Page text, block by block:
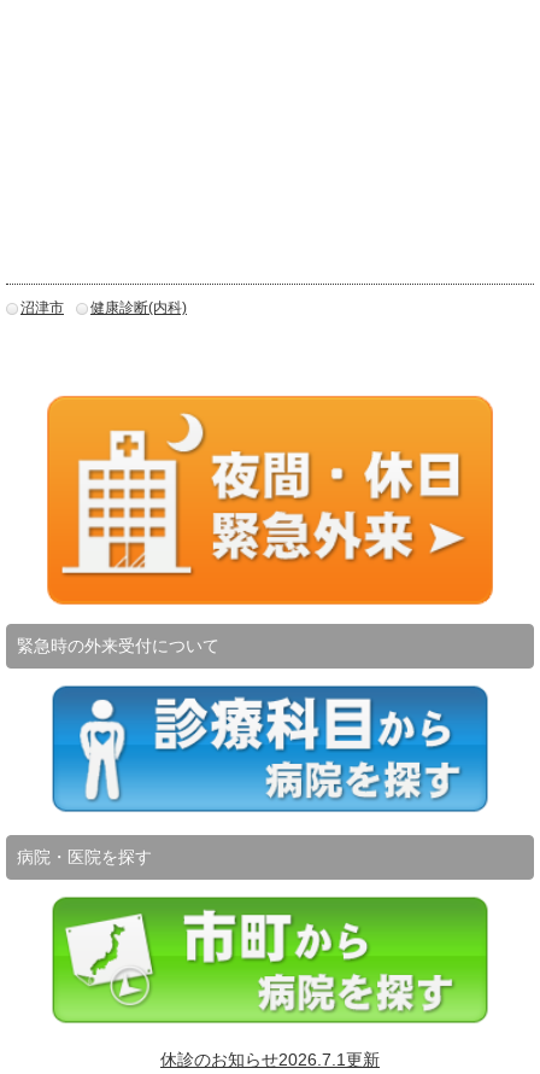
沼津市 健康診断(内科)
緊急時の外来受付について
病院・医院を探す
休診のお知らせ2026.7.1更新